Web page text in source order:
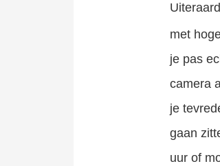
met
je pas
camera
je
gaan
uur of